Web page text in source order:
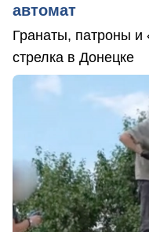
автомат
Гранаты, патроны
стрелка в Донецке